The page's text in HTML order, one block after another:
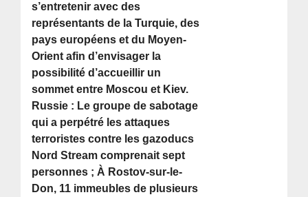
s’entretenir avec des
représentants de la Turquie, des
pays européens et du Moyen-
Orient afin d’envisager la
possibilité d’accueillir un
sommet entre Moscou et Kiev.
Russie : Le groupe de sabotage
qui a perpétré les attaques
terroristes contre les gazoducs
Nord Stream comprenait sept
personnes ; À Rostov-sur-le-
Don, 11 immeubles de plusieurs